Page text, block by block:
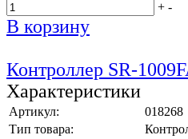
+ -
В корзину
Контроллер SR-
Характеристики
Артикул:
018268
Тип товара: